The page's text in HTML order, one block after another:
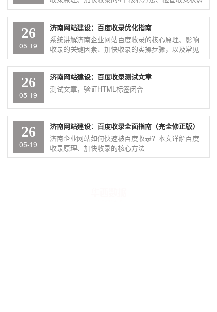
的方式，以及新站快速收录的实操建议
26
05-19
济南网站建设：百度收录优化指南
系统讲解济南企业网站百度收录的核心原理、影响
收录的关键因素、加快收录的实操步骤，以及常见
问题解答
26
05-19
济南网站建设：百度收录测试文章
测试文章，验证HTML标签闭合
26
05-19
济南网站建设：百度收录全面指南（完全修正版）
济南企业网站如何快速被百度收录？本文详解百度
收录原理、加快收录的核心方法